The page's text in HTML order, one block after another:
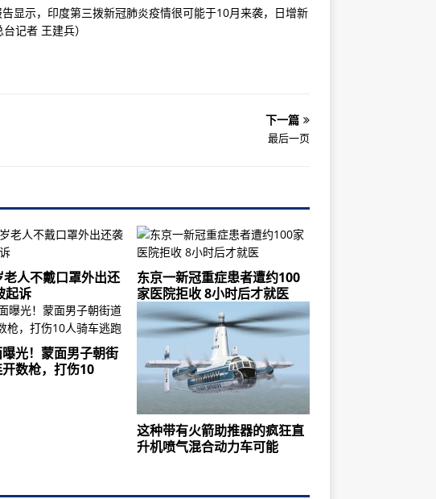
显示，印度第三拨新冠肺炎疫情很可能于10月来袭，日增新
记者 王建兵）
下一篇
最后一页
人不戴口罩外出还
起诉
东京一新冠重症患者遭约100
家医院拒收 8小时后才就医
光！蒙面男子朝街
数枪，打伤10
这种带有火箭助推器的疯狂直
升机喷气混合动力车可能